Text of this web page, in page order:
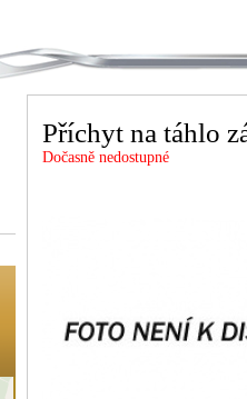
Příchyt na táhlo
Dočasně nedostupné